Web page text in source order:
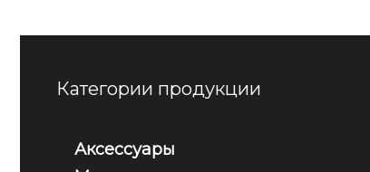
Категории продукции
Аксессуары